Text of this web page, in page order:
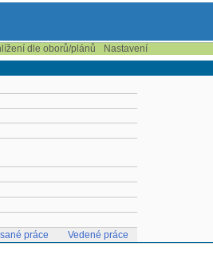
dle oborů/plánů Nastavení
práce Vedené práce